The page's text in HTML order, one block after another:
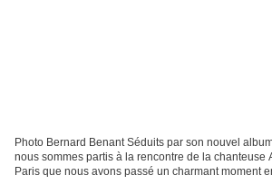
Photo Bernard Benant Séduits par son nouvel album « Five And A Feather »,
nous sommes partis à la rencontre de la chanteuse
Paris que nous avons passé un charmant moment